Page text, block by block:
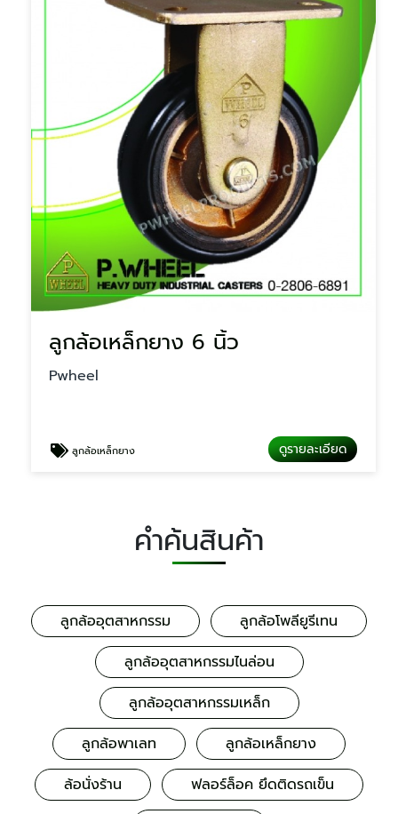
ลูกล้อเหล็กยาง 6 นิ้ว
Pwheel
ลูกล้อเหล็กยาง ดูรายละเอียด
คำค้นสินค้า
ลูกล้ออุตสาหกรรม
ลูกล้อโพลียูรีเทน
ลูกล้ออุตสาหกรรมไนล่อน
ลูกล้ออุตสาหกรรมเหล็ก
ลูกล้อพาเลท
ลูกล้อเหล็กยาง
ล้อนั่งร้าน
ฟลอร์ล็อค ยึดติดรถเข็น